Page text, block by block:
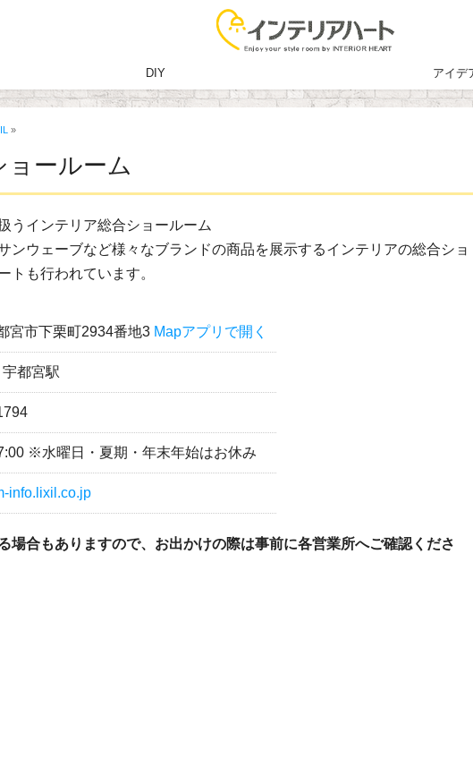
DIY アイデ
»
ョールーム
うインテリア総合ショールーム
ンウェーブなど様々なブランドの商品を展示するインテリアの総合ショ
トも行われています。
宮市下栗町2934番地3 Mapアプリで開く
都宮駅
※水曜日・夏期・年末年始はお休み
info.lixil.co.jp
場合もありますので、お出かけの際は事前に各営業所へご確認くださ